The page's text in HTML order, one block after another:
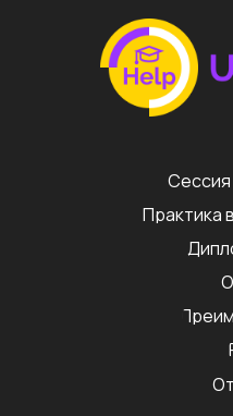
Сессия
Практика